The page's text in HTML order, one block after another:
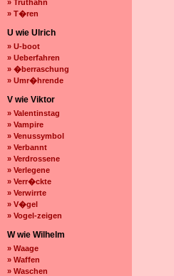
» Truthahn
» T�ren
U wie Ulrich
» U-boot
» Ueberfahren
» �berraschung
» Umr�hrende
V wie Viktor
» Valentinstag
» Vampire
» Venussymbol
» Verbannt
» Verdrossene
» Verlegene
» Verr�ckte
» Verwirrte
» V�gel
» Vogel-zeigen
W wie Wilhelm
» Waage
» Waffen
» Waschen